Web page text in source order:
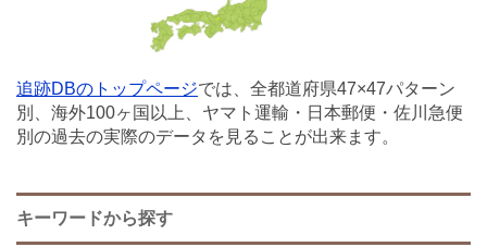
追跡DBのトップページでは、全都道府県47×47パターン
別、海外100ヶ国以上、ヤマト運輸・日本郵便・佐川急便
別の過去の実際のデータを見ることが出来ます。
キーワードから探す